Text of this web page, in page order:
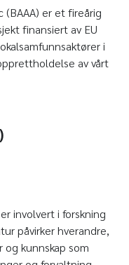
er et fireårig
finansiert av EU
i
av vårt
involvert i forskning
påvirker hverandre,
og kunnskap som